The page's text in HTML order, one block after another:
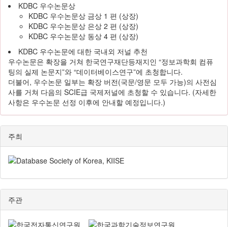
KDBC 우수논문상
KDBC 우수논문상 금상 1 편 (상장)
KDBC 우수논문상 은상 2 편 (상장)
KDBC 우수논문상 동상 4 편 (상장)
KDBC 우수논문에 대한 국내외 저널 추천
우수논문은 확장을 거쳐 한국연구재단등재지인 “정보과학회 컴퓨
팅의 실제 논문지”와 “데이터베이스연구”에 초청합니다.
더불어, 우수논문 일부는 확장 버전(국문/영문 모두 가능)의 사전심
사를 거쳐 다음의 SCIE급 국제저널에 초청할 수 있습니다. (자세한
사항은 우수논문 선정 이후에 안내할 예정입니다.)
주최
주관